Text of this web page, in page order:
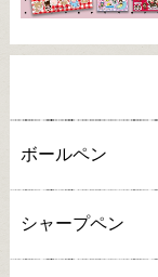
ボールペン
シャープペン